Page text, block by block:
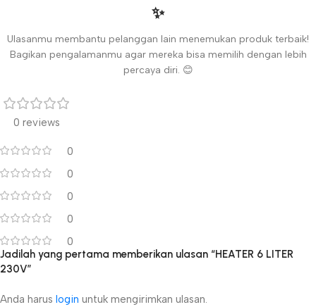
✨
Ulasanmu membantu pelanggan lain menemukan produk terbaik!
Bagikan pengalamanmu agar mereka bisa memilih dengan lebih
percaya diri. 😊
0 reviews
0
0
0
0
0
Jadilah yang pertama memberikan ulasan “HEATER 6 LITER
230V”
Anda harus login untuk mengirimkan ulasan.